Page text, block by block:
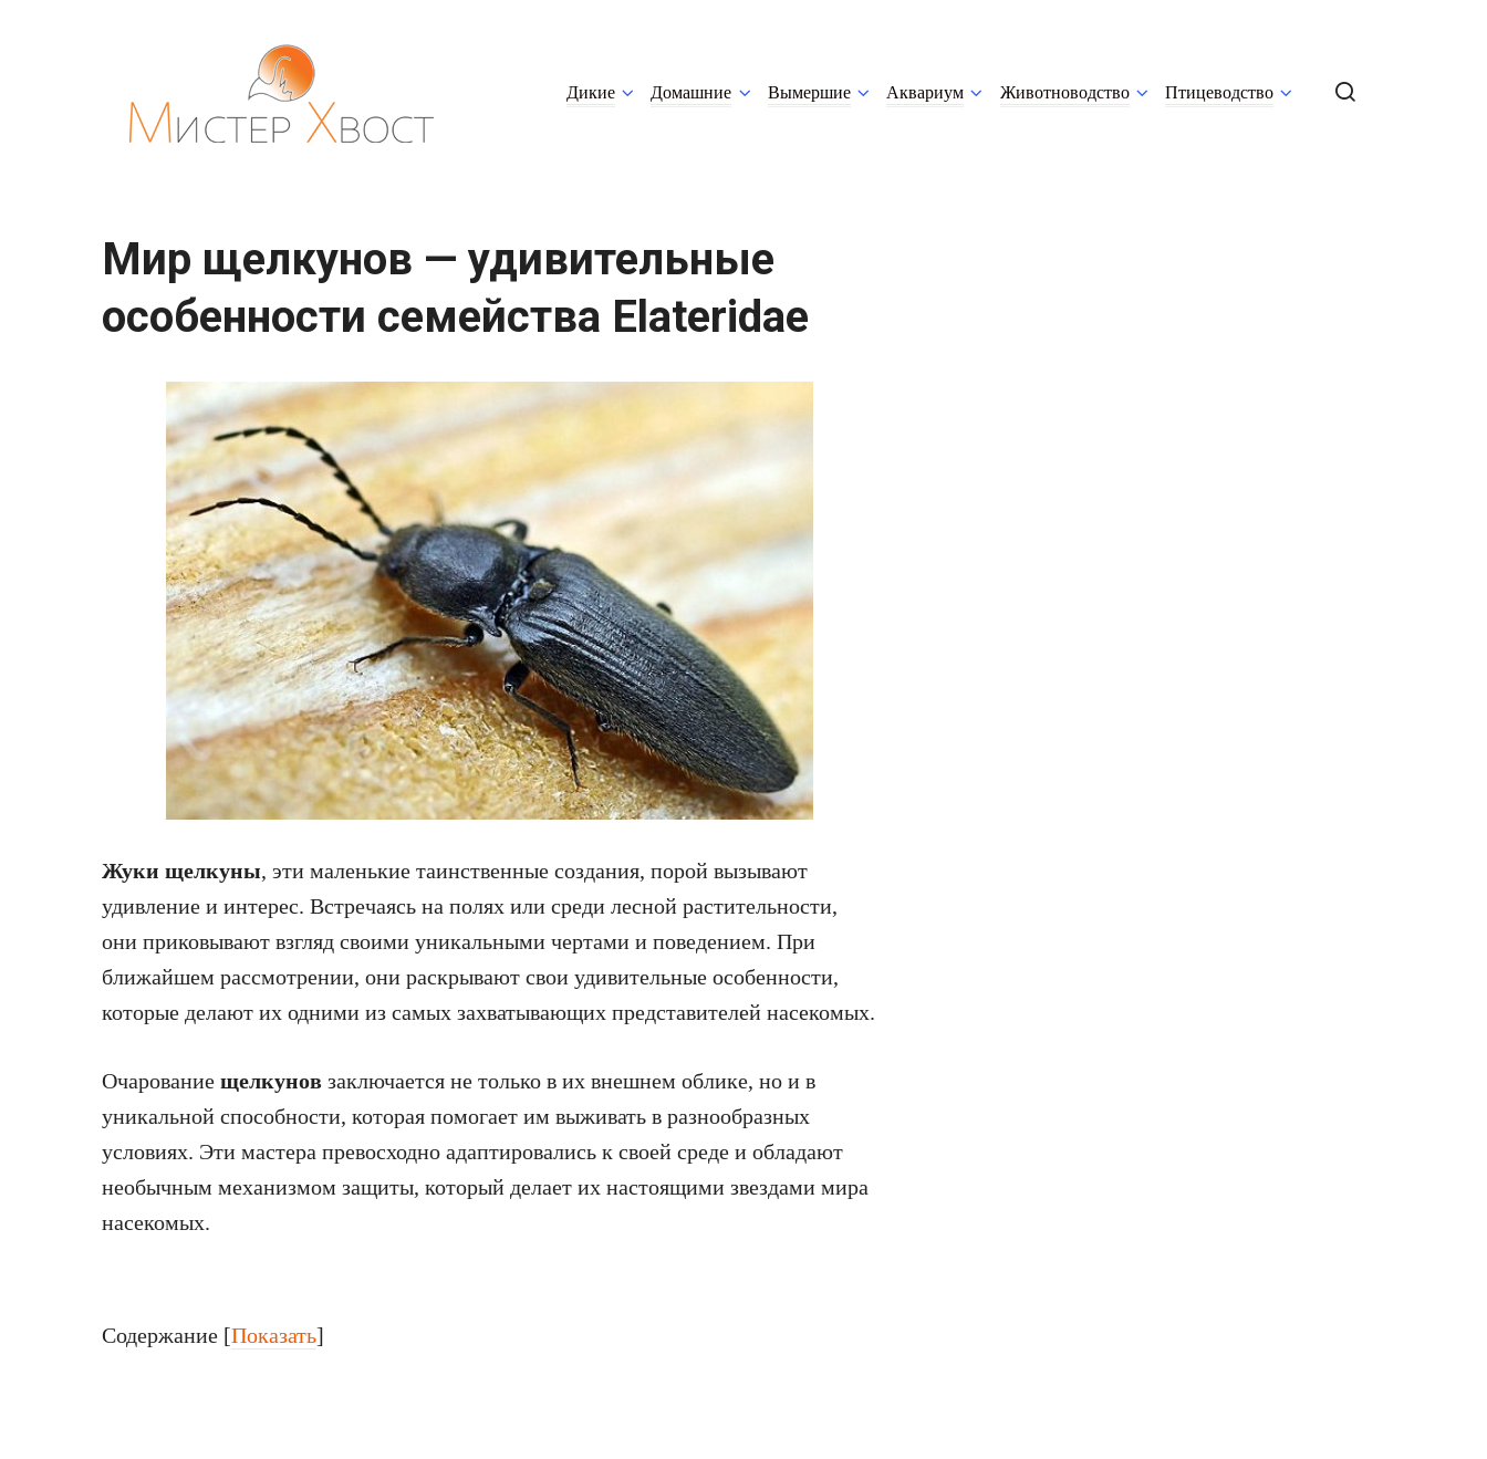
Дикие Домашние Вымершие Аквариум Животноводство Птицеводство
Мир щелкунов — удивительные
особенности семейства Elateridae
Жуки щелкуны, эти маленькие таинственные создания, порой вызывают
удивление и интерес. Встречаясь на полях или среди лесной растительности,
они приковывают взгляд своими уникальными чертами и поведением. При
ближайшем рассмотрении, они раскрывают свои удивительные особенности,
которые делают их одними из самых захватывающих представителей насекомых.
Очарование щелкунов заключается не только в их внешнем облике, но и в
уникальной способности, которая помогает им выживать в разнообразных
условиях. Эти мастера превосходно адаптировались к своей среде и обладают
необычным механизмом защиты, который делает их настоящими звездами мира
насекомых.
Содержание [Показать]